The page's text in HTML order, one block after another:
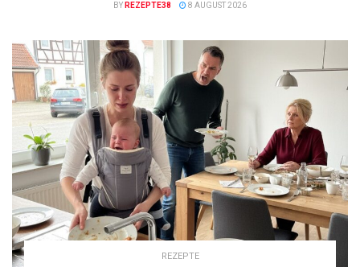
BY REZEPTE38 8 AUGUST 2026
REZEPTE